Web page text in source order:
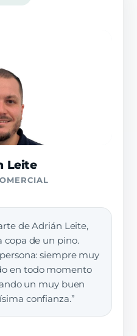
Leite
de Adrián Leite,
copa de un pino.
siempre muy
en todo momento
un muy buen
confianza.”